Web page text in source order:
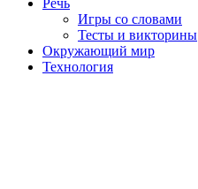
Речь
Игры со словами
Тесты и викторины
Окружающий мир
Технология